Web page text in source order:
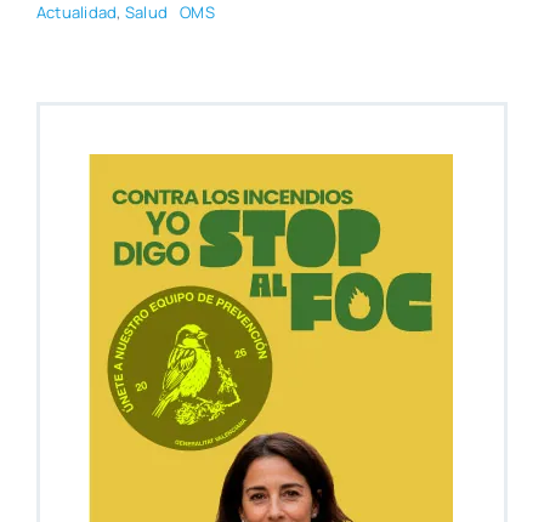
Actua­li­dad, Salud OMS